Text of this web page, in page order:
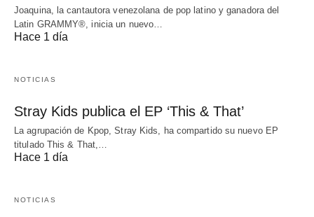
Joaquina, la cantautora venezolana de pop latino y ganadora del
Latin GRAMMY®, inicia un nuevo…
Hace 1 día
NOTICIAS
Stray Kids publica el EP ‘This & That’
La agrupación de Kpop, Stray Kids, ha compartido su nuevo EP
titulado This & That,…
Hace 1 día
NOTICIAS